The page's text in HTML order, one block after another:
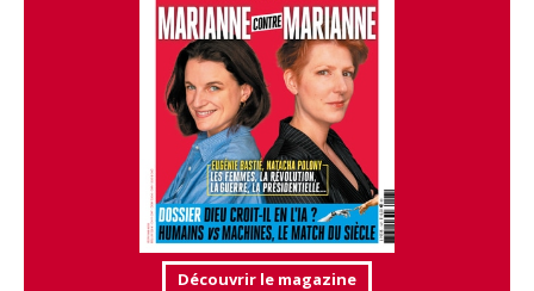
Découvrir le magazine